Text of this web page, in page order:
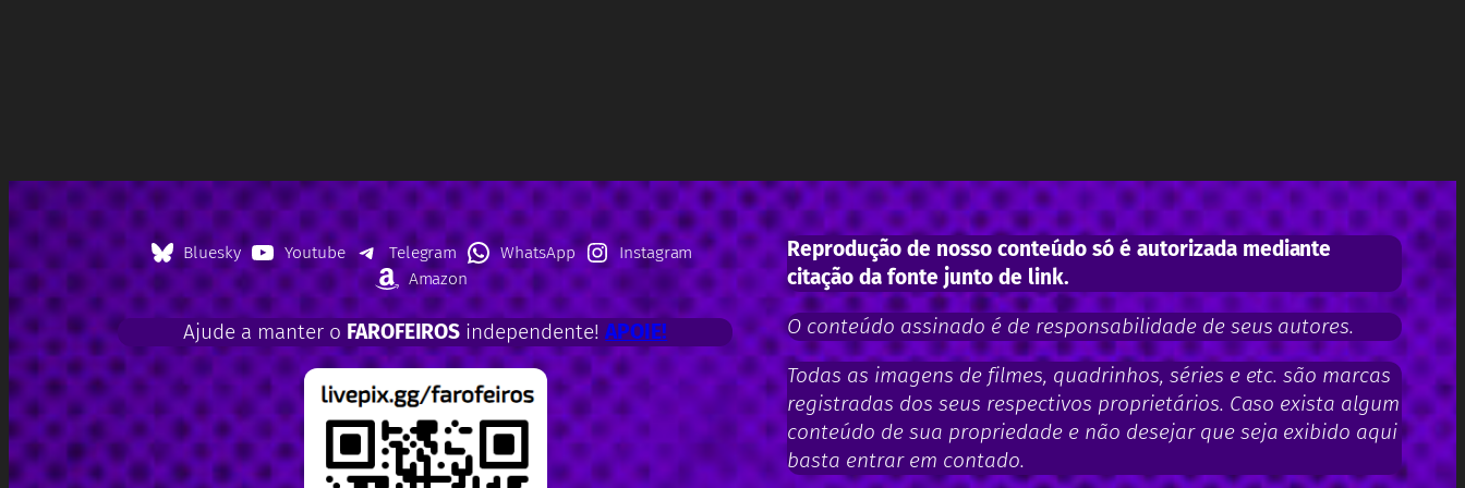
Bluesky Youtube Telegram WhatsApp
Instagram
Amazon
Ajude a manter o FAROFEIROS independente!APOIE!
Reprodução de nosso conteúdo só é autorizada mediante
citação da fonte junto de link.
O conteúdo assinado é de responsabilidade de seus autores.
Todas as imagens de filmes, quadrinhos, séries e etc. são marcas
registradas dos seus respectivos proprietários. Caso exista algum
conteúdo de sua propriedade e não desejar que seja exibido aqui
basta entrar em contado.